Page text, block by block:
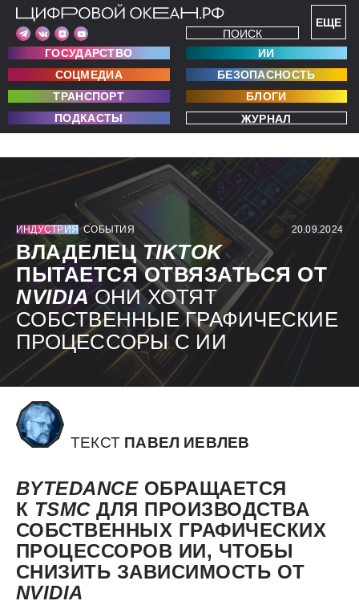
ЕЩЕ
ПОИСК
ГОСУДАРСТВО
ИИ
СОЦМЕДИА
БЕЗОПАСНОСТЬ
ТРАНСПОРТ
БЛОГИ
ПОДКАСТЫ
ЖУРНАЛ
ИНДУСТРИЯ СОБЫТИЯ 20.09.2024
ВЛАДЕЛЕЦ TIKTOK
ПЫТАЕТСЯ ОТВЯЗАТЬСЯ ОТ
NVIDIAОНИ ХОТЯТ
СОБСТВЕННЫЕ ГРАФИЧЕСКИЕ
ПРОЦЕССОРЫ С ИИ
ТЕКСТ ПАВЕЛ ИЕВЛЕВ
BYTEDANCE ОБРАЩАЕТСЯ
К TSMCДЛЯ ПРОИЗВОДСТВА
СОБСТВЕННЫХ ГРАФИЧЕСКИХ
ПРОЦЕССОРОВ ИИ, ЧТОБЫ
СНИЗИТЬ ЗАВИСИМОСТЬ ОТ
NVIDIA